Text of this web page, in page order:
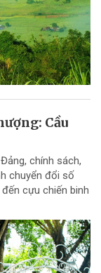
Cầu
chính sách,
chuyển đổi số
cựu chiến binh